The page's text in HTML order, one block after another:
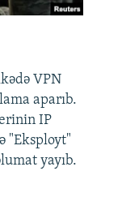
VPN
aparıb.
IP
"Eksployt"
yayıb.